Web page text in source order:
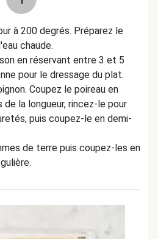
à 200 degrés. Préparez le
chaude.
en réservant entre 3 et 5
pour le dressage du plat.
Coupez le poireau en
de la longueur, rincez-le pour
puis coupez-le en demi-
de terre puis coupez-les en